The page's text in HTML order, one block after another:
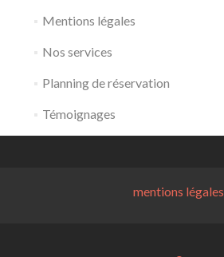
Mentions légales
Nos services
Planning de réservation
Témoignages
mentions légales